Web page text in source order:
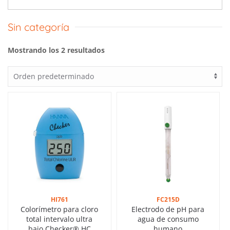
Sin categoría
Mostrando los 2 resultados
HI761
Colorímetro para cloro
total intervalo ultra
FC215D
Electrodo de pH para
agua de consumo